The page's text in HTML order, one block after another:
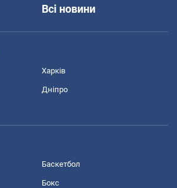
Всі новини
Харків
Дніпро
Баскетбол
Бокс